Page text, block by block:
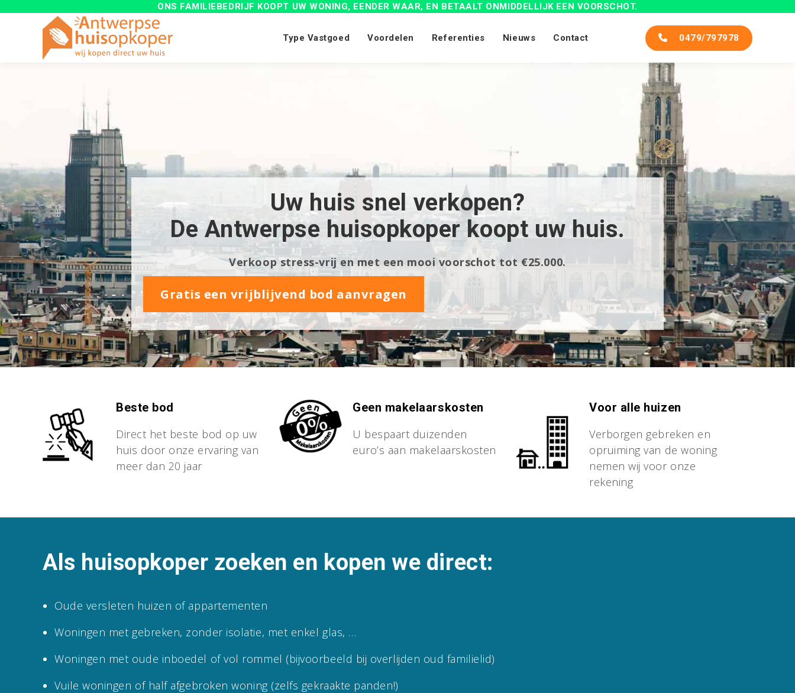
ONS FAMILIEBEDRIJF KOOPT UW WONING, EENDER WAAR, EN BETAALT ONMIDDELLIJKEEN VOORSCHOT.
Type Vastgoed Voordelen Referenties Nieuws Contact 0479/797978
Uw huis snel verkopen?
De Antwerpse huisopkoper koopt uw huis.
Verkoop stress-vrij en met een mooi voorschot tot €25.000.
Gratis een vrijblijvend bod aanvragen
Beste bod
Direct het beste bod op uw
huis door onze ervaring van
meer dan 20 jaar
Geen makelaarskosten
U bespaart duizenden
euro’s aan makelaarskosten
Voor alle huizen
Verborgen gebreken en
opruiming van de woning
nemen wij voor onze
rekening
Als huisopkoper zoeken en kopen we direct:
Oude versleten huizen of appartementen
Woningen met gebreken, zonder isolatie, met enkel glas, …
Woningen met oude inboedel of vol rommel (bijvoorbeeld bij overlijden oud familielid)
Vuile woningen of half afgebroken woning (zelfs gekraakte panden!)